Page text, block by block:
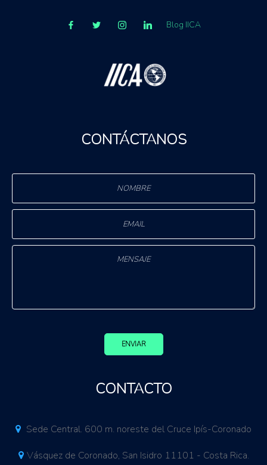
Blog IICA
CONTÁCTANOS
ENVIAR
CONTACTO
Sede Central. 600 m. noreste del Cruce Ipís-Coronado
Vásquez de Coronado, San Isidro 11101 - Costa Rica.